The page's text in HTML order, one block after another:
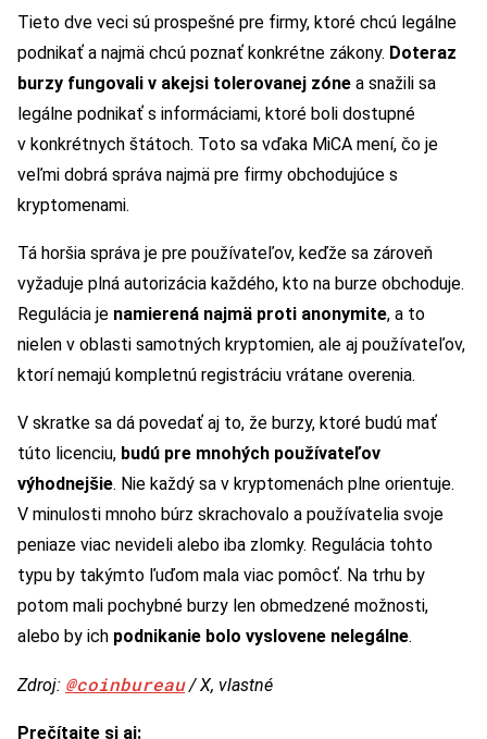
Tieto dve veci sú prospešné pre firmy, ktoré chcú legálne
podnikať a najmä chcú poznať konkrétne zákony. Doteraz
burzy fungovali v akejsi tolerovanej zóne a snažili sa
legálne podnikať s informáciami, ktoré boli dostupné
v konkrétnych štátoch. Toto sa vďaka MiCA mení, čo je
veľmi dobrá správa najmä pre firmy obchodujúce s
kryptomenami.
Tá horšia správa je pre používateľov, keďže sa zároveň
vyžaduje plná autorizácia každého, kto na burze obchoduje.
Regulácia je namierená najmä proti anonymite, a to
nielen v oblasti samotných kryptomien, ale aj používateľov,
ktorí nemajú kompletnú registráciu vrátane overenia.
V skratke sa dá povedať aj to, že burzy, ktoré budú mať
túto licenciu, budú pre mnohých používateľov
výhodnejšie. Nie každý sa v kryptomenách plne orientuje.
V minulosti mnoho búrz skrachovalo a používatelia svoje
peniaze viac nevideli alebo iba zlomky. Regulácia tohto
typu by takýmto ľuďom mala viac pomôcť. Na trhu by
potom mali pochybné burzy len obmedzené možnosti,
alebo by ich podnikanie bolo vyslovene nelegálne.
Zdroj: @coinbureau/ X, vlastné
Prečítajte si aj: